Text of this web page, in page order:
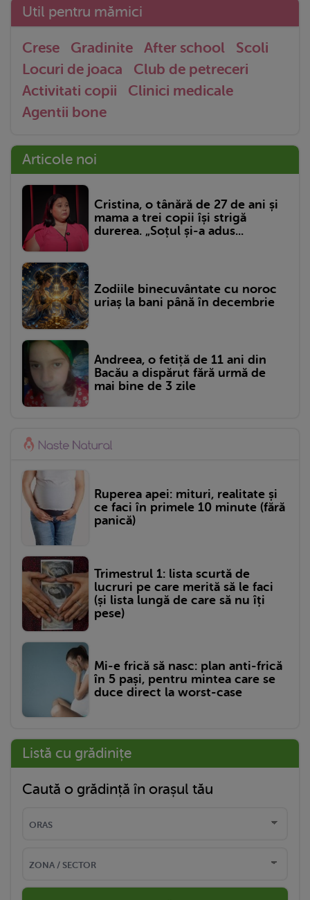
Util pentru mămici
Crese Gradinite After school
Scoli
Locuri de joaca
Club de petreceri
Activitati copii
Clinici medicale
Agentii bone
Articole noi
Cristina, o tânără de 27 de ani și
mama a trei copii își strigă
durerea. „Soțul și-a adus...
Zodiile binecuvântate cu noroc
uriaș la bani până în decembrie
Andreea, o fetiță de 11 ani din
Bacău a dispărut fără urmă de
mai bine de 3 zile
Ruperea apei: mituri, realitate și
ce faci în primele 10 minute (fără
panică)
Trimestrul 1: lista scurtă de
lucruri pe care merită să le faci
(și lista lungă de care să nu îți
pese)
Mi-e frică să nasc: plan anti-frică
în 5 pași, pentru mintea care se
duce direct la worst-case
Listă cu grădinițe
Caută o grădință în orașul tău